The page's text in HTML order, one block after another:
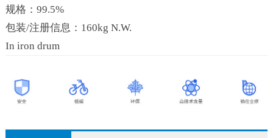
规格：99.5%
包装/注册信息：160kg N.W.
In iron drum